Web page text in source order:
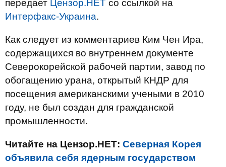
передает Цензор.НЕТ со ссылкой на
Интерфакс-Украина.
Как следует из комментариев Ким Чен Ира,
содержащихся во внутреннем документе
Северокорейской рабочей партии, завод по
обогащению урана, открытый КНДР для
посещения американскими учеными в 2010
году, не был создан для гражданской
промышленности.
Читайте на Цензор.НЕТ: Северная Корея
объявила себя ядерным государством